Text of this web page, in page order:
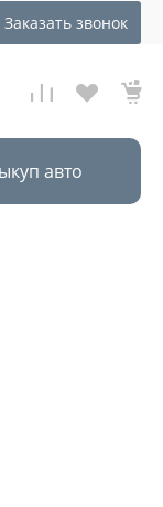
Заказать звонок
авто